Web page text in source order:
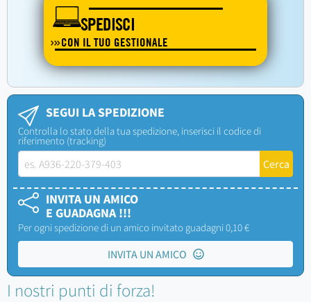
SPEDISCI
CON IL TUO GESTIONALE
SEGUI LA SPEDIZIONE
Controlla lo stato della tua spedizione, inserisci il codice di
riferimento (tracking)
INVITA UN AMICO
E GUADAGNA !!!
Per ogni spedizione di un amico invitato guadagni 0,10 €
INVITA UN AMICO
I nostri punti di forza!